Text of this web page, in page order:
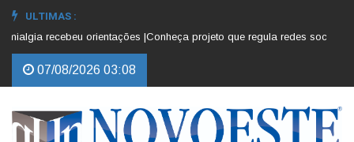
ULTIMAS :
recebeu orientações |Conheça projeto que regula redes sociais
07/08/2026 03:08